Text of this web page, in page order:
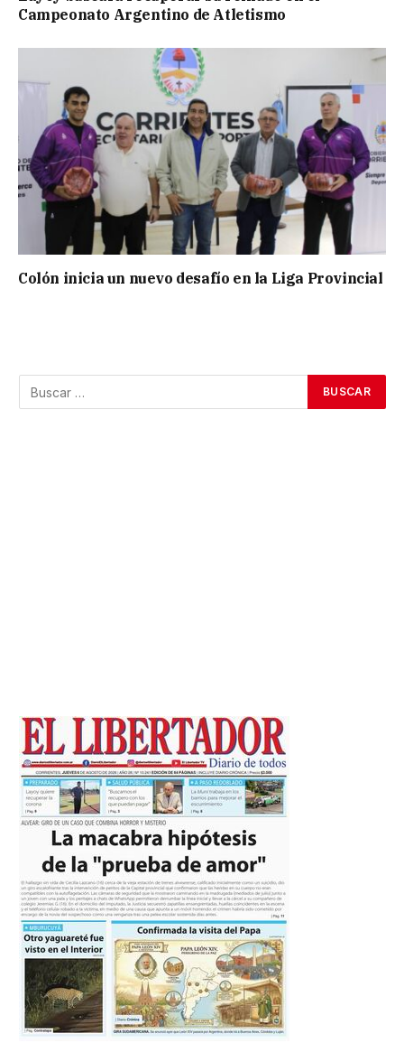
Campeonato Argentino de Atletismo
Colón inicia un nuevo desafío en la Liga Provincial